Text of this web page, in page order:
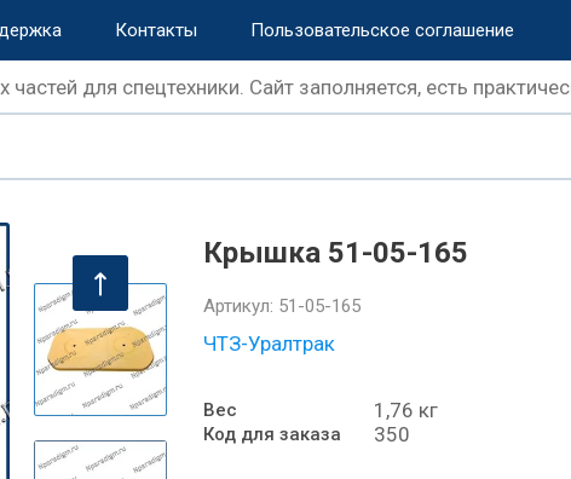
Контакты Пользовательское соглашение
для спецтехники. Сайт заполняется, есть
Крышка 51-05-165
Артикул: 51-05-165
ЧТЗ-Уралтрак
Вес 1,76 кг
Код для заказа 350